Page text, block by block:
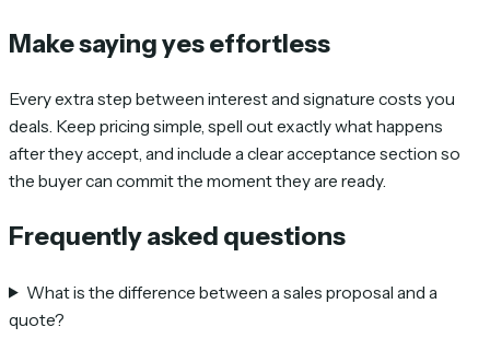
Make saying yes effortless
Every extra step between interest and signature costs you
deals. Keep pricing simple, spell out exactly what happens
after they accept, and include a clear acceptance section so
the buyer can commit the moment they are ready.
Frequently asked questions
What is the difference between a sales proposal and a
quote?